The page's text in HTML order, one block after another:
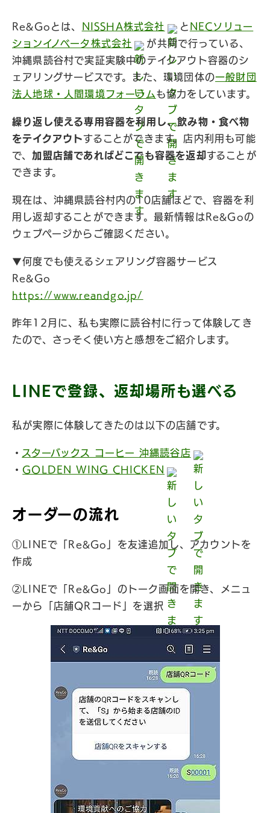
Re&Goとは、 NISSHA株式会社 と NECソリュー
ションイノベータ株式会社
が共同で行っている、
沖縄県読谷村で実証実験中のテイクアウト容器のシ
ェアリングサービスです。また、環境団体の一般財団
法人地球・人間環境フォーラム も協力をしています。
繰り返し使える専用容器を利用し、飲み物・食べ物
をテイクアウトすることができます。店内利用も可能
で、 加盟店舗であればどこでも容器を返却 することが
できます。
現在は、沖縄県読谷村内の10店舗ほどで、容器を利
用し返却することができます。最新情報はRe&Goの
ウェブページからご確認ください。
▼何度でも使えるシェアリング容器サービス
Re&Go
https://www.reandgo.jp/
昨年12月に、私も実際に読谷村に行って体験してき
たので、さっそく使い方と感想をご紹介します。
LINEで登録、返却場所も選べる
私が実際に体験してきたのは以下の店舗です。
・ スターバックス コーヒー 沖縄読谷店
・GOLDEN WING CHICKEN
オーダーの流れ
①LINEで「Re&Go」を友達追加し、アカウントを
作成
②LINEで「Re&Go」のトーク画面を開き、メニュ
ーから「店舗QRコード」を選択